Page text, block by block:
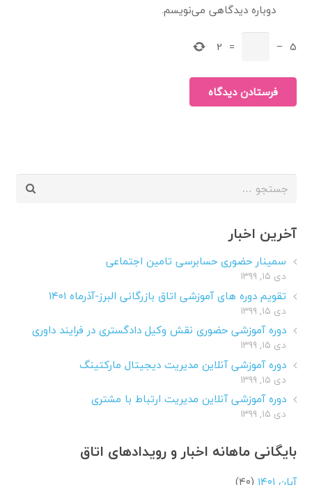
دوباره دیدگاهی می‌نویسم.
5
−
=
2
فرستادن دیدگاه
جستجو
آخرین اخبار
سمینار حضوری حسابرسی تامین اجتماعی
دی ۱۵, ۱۳۹۹
تقویم دوره های آموزشی اتاق بازرگانی البرز-آذرماه ۱۴۰۱
دی ۱۵, ۱۳۹۹
دوره آموزشی حضوری نقش وکیل دادگستری در فرایند داوری
دی ۱۵, ۱۳۹۹
دوره آموزشی آنلاین مدیریت دیجیتال مارکتینگ
دی ۱۵, ۱۳۹۹
دوره آموزشی آنلاین مدیریت ارتباط با مشتری
دی ۱۵, ۱۳۹۹
بایگانی ماهانه اخبار و رویدادهای اتاق